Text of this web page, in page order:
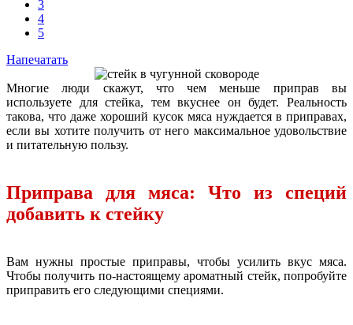
3
4
5
Напечатать
Многие люди скажут, что чем меньше приправ вы
используете для стейка, тем вкуснее он будет. Реальность
такова, что даже хороший кусок мяса нуждается в приправах,
если вы хотите получить от него максимальное удовольствие
и питательную пользу.
Приправа для мяса: Что из специй
добавить к стейку
Вам нужны простые приправы, чтобы усилить вкус мяса.
Чтобы получить по-настоящему ароматный стейк, попробуйте
приправить его следующими специями.